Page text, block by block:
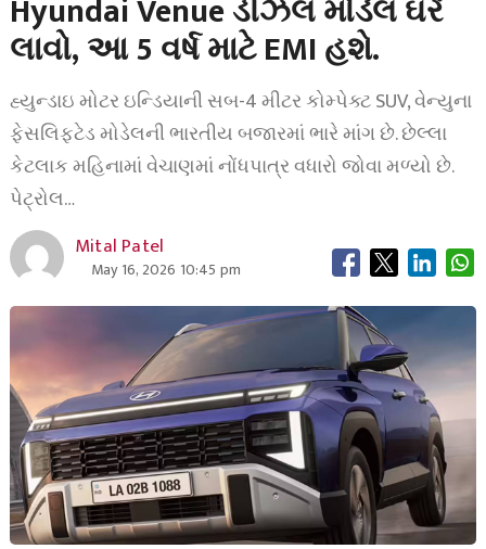
Hyundai Venue ડીઝલ મોડેલ ઘરે
લાવો, આ 5 વર્ષ માટે EMI હશે.
હ્યુન્ડાઇ મોટર ઇન્ડિયાની સબ-4 મીટર કોમ્પેક્ટ SUV, વેન્યુના
ફેસલિફ્ટેડ મોડેલની ભારતીય બજારમાં ભારે માંગ છે. છેલ્લા
કેટલાક મહિનામાં વેચાણમાં નોંધપાત્ર વધારો જોવા મળ્યો છે.
પેટ્રોલ…
Mital Patel
May 16, 2026 10:45 pm